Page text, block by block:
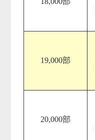
19,000部
20,000部